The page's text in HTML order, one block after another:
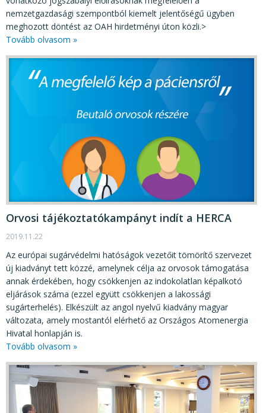
nemzetgazdasági szempontból kiemelt jelentőségű ügyben
meghozott döntést az OAH hirdetményi úton közli.>
Tovább olvasom »
Orvosi tájékoztatókampányt indít a HERCA
2019.11.22
Az európai sugárvédelmi hatóságok vezetőit tömörítő szervezet
új kiadványt tett közzé, amelynek célja az orvosok támogatása
annak érdekében, hogy csökkenjen az indokolatlan képalkotó
eljárások száma (ezzel együtt csökkenjen a lakossági
sugárterhelés). Elkészült az angol nyelvű kiadvány magyar
változata, amely mostantól elérhető az Országos Atomenergia
Hivatal honlapján is.
Tovább olvasom »